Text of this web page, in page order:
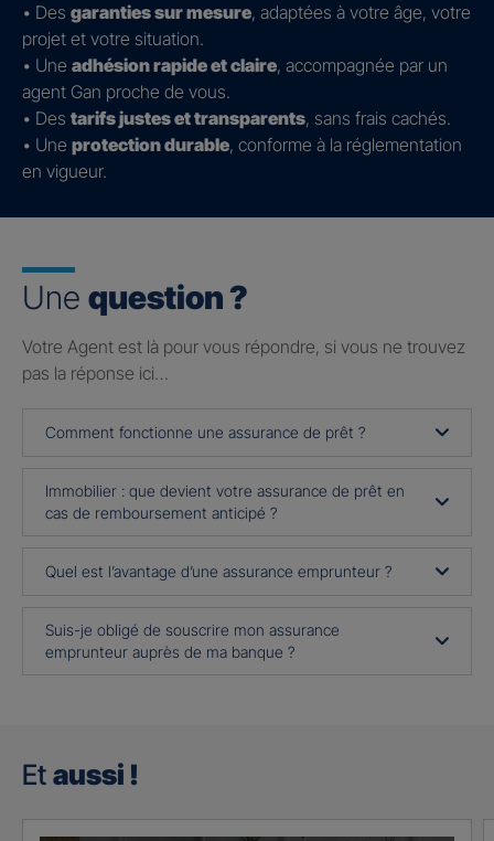
• Des garanties sur mesure, adaptées à votre âge, votre
projet et votre situation.
• Une adhésion rapide et claire, accompagnée par un
agent Gan proche de vous.
• Des tarifs justes et transparents, sans frais cachés.
• Une protection durable, conforme à la réglementation
en vigueur.
Une question ?
Votre Agent est là pour vous répondre, si vous ne trouvez
pas la réponse ici…
Comment fonctionne une assurance de prêt ?
Immobilier : que devient votre assurance de prêt en
cas de remboursement anticipé ?
Quel est l’avantage d’une assurance emprunteur ?
Suis-je obligé de souscrire mon assurance
emprunteur auprès de ma banque ?
Et aussi !